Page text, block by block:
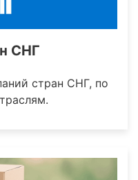
СНГ
стран СНГ, по